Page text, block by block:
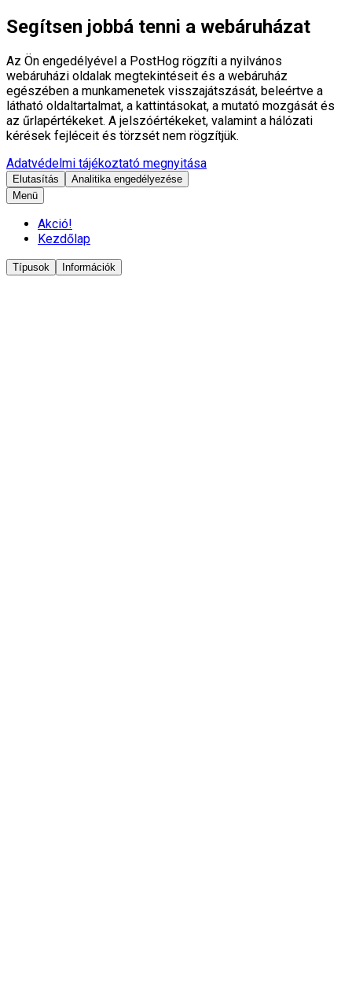
Segítsen jobbá tenni a webáruházat
Az Ön engedélyével a PostHog rögzíti a nyilvános
webáruházi oldalak megtekintéseit és a webáruház
egészében a munkamenetek visszajátszását, beleértve a
látható oldaltartalmat, a kattintásokat, a mutató mozgását és
az űrlapértékeket. A jelszóértékeket, valamint a hálózati
kérések fejléceit és törzsét nem rögzítjük.
Adatvédelmi tájékoztató megnyitása
Elutasítás
Analitika engedélyezése
Menü
Akció!
Kezdőlap
Típusok Információk